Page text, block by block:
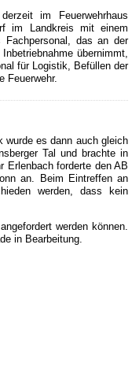
im Feuerwehrhaus
im Landkreis mit einem
Fachpersonal, das an der
übernimmt,
für Logistik, Befüllen der
Feuerwehr.
wurde es dann auch gleich
Tal und brachte in
Erlenbach forderte den AB
an. Beim Eintreffen an
werden, dass kein
werden können.
in Bearbeitung.